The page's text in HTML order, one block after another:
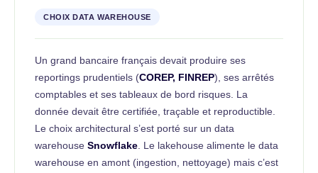
CHOIX DATA WAREHOUSE
Un grand bancaire français devait produire ses
reportings prudentiels (COREP, FINREP), ses arrêtés
comptables et ses tableaux de bord risques. La
donnée devait être certifiée, traçable et reproductible.
Le choix architectural s’est porté sur un data
warehouse Snowflake. Le lakehouse alimente le data
warehouse en amont (ingestion, nettoyage) mais c’est